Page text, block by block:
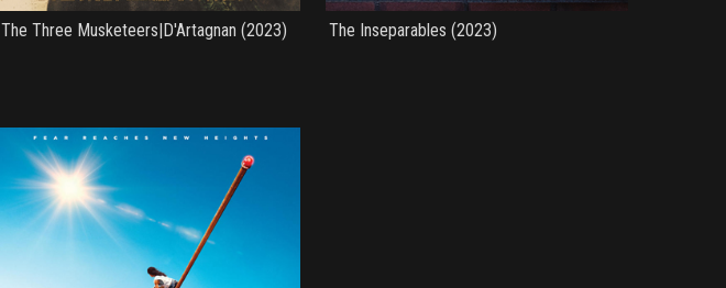
The Three Musketeers|D'Artagnan (2023) The Inseparables (2023)